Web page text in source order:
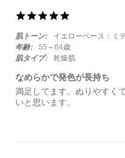
ダ
シ
ョ
ン
イ
シ
ャ
ド
テ
rating
肌トーン:
イエローベース：ミ
年齢:
55～64歳
肌タイプ:
乾燥肌
なめらかで発色が長持ち
Review
by
2025
review
stating
か
満足してます。ぬりやすく
いと思います。